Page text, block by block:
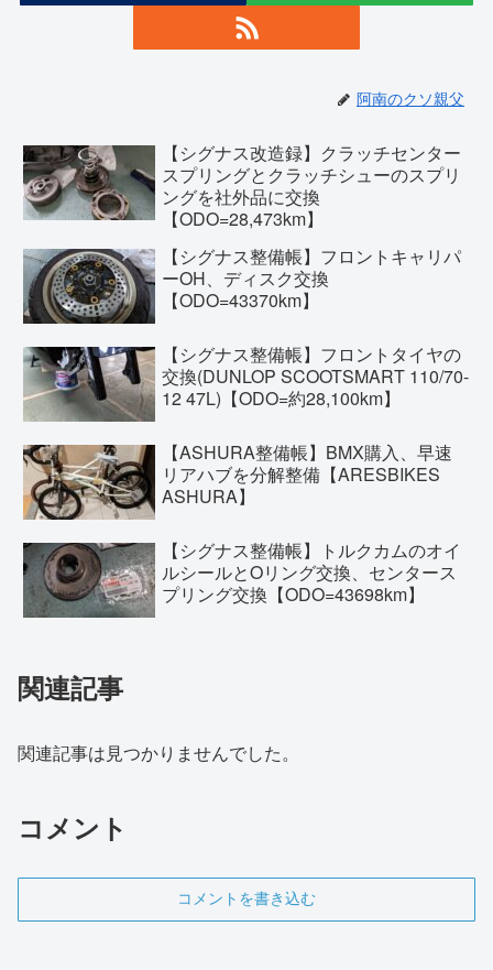
阿南のクソ親父
【シグナス改造録】クラッチセンター
スプリングとクラッチシューのスプリ
ングを社外品に交換
【ODO=28,473km】
【シグナス整備帳】フロントキャリパ
ーOH、ディスク交換
【ODO=43370km】
【シグナス整備帳】フロントタイヤの
交換(DUNLOP SCOOTSMART 110/70-
12 47L)【ODO=約28,100km】
【ASHURA整備帳】BMX購入、早速
リアハブを分解整備【ARESBIKES
ASHURA】
【シグナス整備帳】トルクカムのオイ
ルシールとOリング交換、センタース
プリング交換【ODO=43698km】
関連記事
関連記事は見つかりませんでした。
コメント
コメントを書き込む